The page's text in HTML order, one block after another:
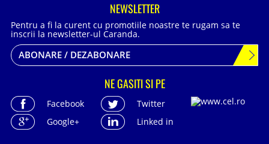
NEWSLETTER
Pentru a fi la curent cu promotiile noastre te rugam sa te
inscrii la newsletter-ul Caranda.
ABONARE / DEZABONARE
NE GASITI SI PE
Facebook
Twitter
Google+
Linked in